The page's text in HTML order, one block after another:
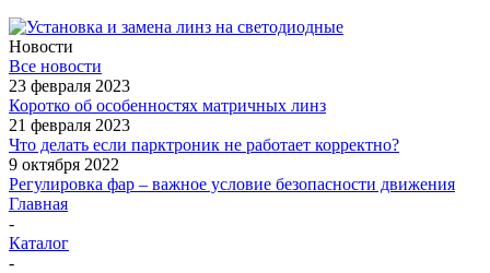
Новости
Все новости
23 февраля 2023
Коротко об особенностях матричных линз
21 февраля 2023
Что делать если парктроник не работает корректно?
9 октября 2022
Регулировка фар – важное условие безопасности движения
Главная
-
Каталог
-